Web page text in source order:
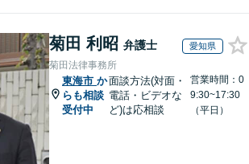
菊田 利昭 弁護士 愛知県
菊田法律事務所
東海市 か
らも相談
受付中
面談方法(対面・
電話・ビデオな
ど)は応相談
営業時間：0
9:30~17:30
（平日）